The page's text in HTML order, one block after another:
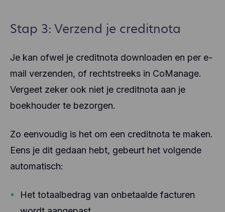
Stap 3: Verzend je creditnota
Je kan ofwel je creditnota downloaden en per e-
mail verzenden, of rechtstreeks in CoManage.
Vergeet zeker ook niet je creditnota aan je
boekhouder te bezorgen.
Zo eenvoudig is het om een creditnota te maken.
Eens je dit gedaan hebt, gebeurt het volgende
automatisch:
Het totaalbedrag van onbetaalde facturen